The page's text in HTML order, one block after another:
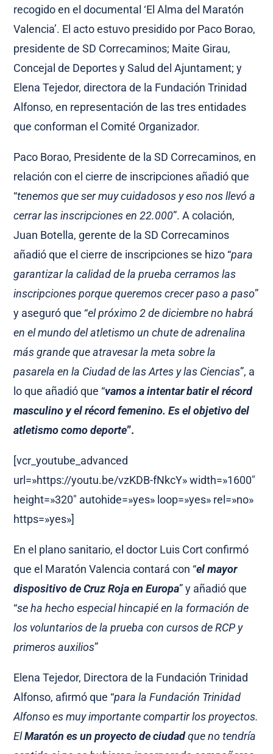
recogido en el documental ‘El Alma del Maratón
Valencia’. El acto estuvo presidido por Paco Borao,
presidente de SD Correcaminos; Maite Girau,
Concejal de Deportes y Salud del Ajuntament; y
Elena Tejedor, directora de la Fundación Trinidad
Alfonso, en representación de las tres entidades
que conforman el Comité Organizador.
Paco Borao, Presidente de la SD Correcaminos, en
relación con el cierre de inscripciones añadió que
“tenemos que ser muy cuidadosos y eso nos llevó a
cerrar las inscripciones en 22.000”. A colación,
Juan Botella, gerente de la SD Correcaminos
añadió que el cierre de inscripciones se hizo “para
garantizar la calidad de la prueba cerramos las
inscripciones porque queremos crecer paso a paso”
y aseguró que “el próximo 2 de diciembre no habrá
en el mundo del atletismo un chute de adrenalina
más grande que atravesar la meta sobre la
pasarela en la Ciudad de las Artes y las Ciencias”, a
lo que añadió que “vamos a intentar batir el récord
masculino y el récord femenino. Es el objetivo del
atletismo como deporte”.
[vcr_youtube_advanced
url=»https://youtu.be/vzKDB-fNkcY» width=»1600″
height=»320″ autohide=»yes» loop=»yes» rel=»no»
https=»yes»]
En el plano sanitario, el doctor Luis Cort confirmó
que el Maratón Valencia contará con “el mayor
dispositivo de Cruz Roja en Europa” y añadió que
“se ha hecho especial hincapié en la formación de
los voluntarios de la prueba con cursos de RCP y
primeros auxilios”
Elena Tejedor, Directora de la Fundación Trinidad
Alfonso, afirmó que “para la Fundación Trinidad
Alfonso es muy importante compartir los proyectos.
ElMaratón es un proyecto de ciudadque no tendría